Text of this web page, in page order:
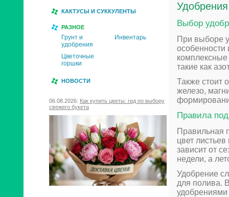
КАКТУСЫ И СУККУЛЕНТЫ
РАЗНОЕ
Грунт и
удобрения
Инвентарь
Цветочные
горшки
НОВОСТИ
06.08.2026: Как купить цветы: гид по выбору
свежего букета
Выбор
При выборе
такие как
Также стоит
железо,
Правила
Правильная
цвет
зависит от
недели, а
Удобрение
для полива.
удобрениями